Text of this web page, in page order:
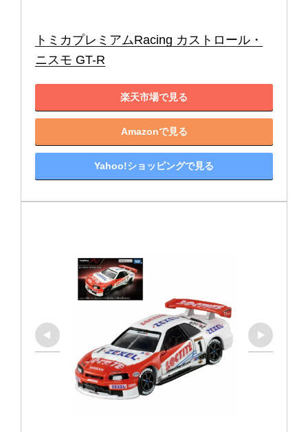
トミカプレミアムRacing カストロール・
ニスモ GT-R
楽天市場で見る
Amazonで見る
Yahoo!ショッピングで見る